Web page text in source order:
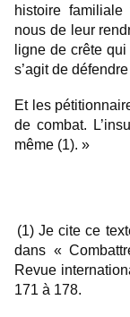
histoire familiale
nous de leur
ligne de crête
s’agit de
Et les
de combat.
même (1). »
(1) Je cite ce
dans «
Revue
171 à 178.